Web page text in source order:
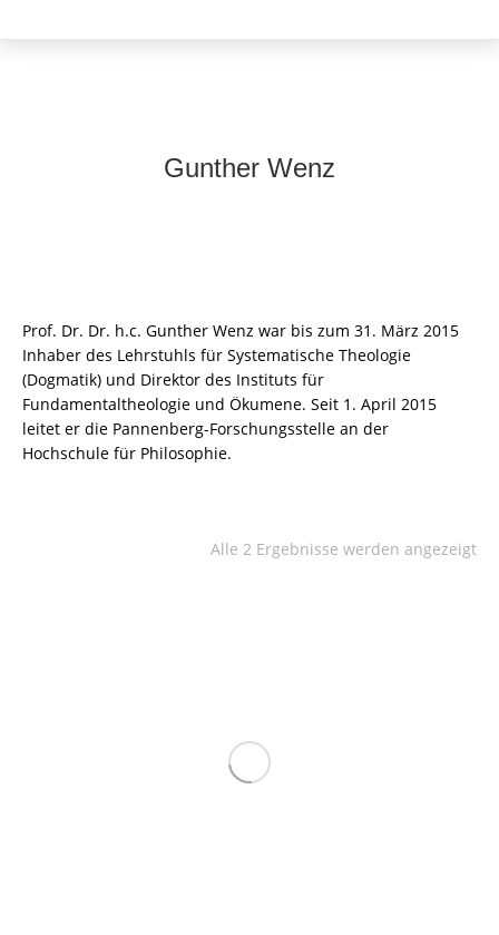
Gunther Wenz
Prof. Dr. Dr. h.c. Gunther Wenz war bis zum 31. März 2015
Inhaber des Lehrstuhls für Systematische Theologie
(Dogmatik) und Direktor des Instituts für
Fundamentaltheologie und Ökumene. Seit 1. April 2015
leitet er die Pannenberg-Forschungsstelle an der
Hochschule für Philosophie.
Alle 2 Ergebnisse werden angezeigt